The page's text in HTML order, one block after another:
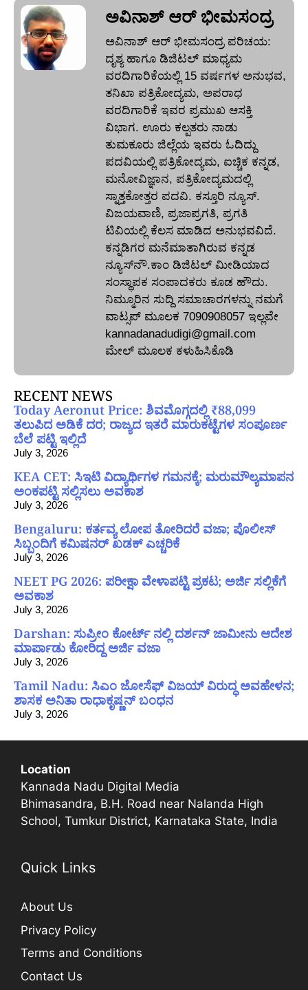
ಅವಿನಾಶ್‌ ಆರ್‌ ಭೀಮಸಂದ್ರ
ಅವಿನಾಶ್‌ ಆರ್‌ ಭೀಮಸಂದ್ರ ಪರಿಚಯ:
ದೃಶ್ಯ ಹಾಗೂ ಡಿಜಿಟಲ್ ಮಾಧ್ಯಮ
ವರದಿಗಾರಿಕೆಯಲ್ಲಿ 15 ವರ್ಷಗಳ ಅನುಭವ,
ತನಿಖಾ ಪತ್ರಿಕೋದ್ಯಮ, ಅಪರಾಧ
ವರದಿಗಾರಿಕೆ ಇವರ ಪ್ರಮುಖ ಆಸಕ್ತಿ
ವಿಭಾಗ. ಊರು ಕಲ್ಪತರು ನಾಡು
ತುಮಕೂರು ಜಿಲ್ಲೆಯ ಇವರು ಓದಿದ್ದು
ಪದವಿಯಲ್ಲಿ ಪತ್ರಿಕೋದ್ಯಮ, ಐಚ್ಚಿಕ ಕನ್ನಡ,
ಮನೋವಿಜ್ಞಾನ, ಪತ್ರಿಕೋದ್ಯಮದಲ್ಲಿ
ಸ್ನಾತ್ತಕೋತ್ತರ ಪದವಿ. ಕಸ್ತೂರಿ ನ್ಯೂಸ್‌.
ವಿಜಯವಾಣಿ, ಪ್ರಜಾಪ್ರಗತಿ, ಪ್ರಗತಿ
ಟಿವಿಯಲ್ಲಿ ಕೆಲಸ ಮಾಡಿದ ಅನುಭವವಿದೆ.
ಕನ್ನಡಿಗರ ಮನೆಮಾತಾಗಿರುವ ಕನ್ನಡ
ನ್ಯೂಸ್‌ನೌ.ಕಾಂ ಡಿಜಿಟಲ್‌ ಮೀಡಿಯಾದ
ಸಂಸ್ಥಾಪಕ ಸಂಪಾದಕರು ಕೂಡ ಹೌದು.
ನಿಮ್ಮೂರಿನ ಸುದ್ದಿ ಸಮಾಚಾರಗಳನ್ನು ನಮಗೆ
ವಾಟ್ಸಪ್‌ ಮೂಲಕ 7090908057 ಇಲ್ಲವೇ
kannadanadudigi@gmail.com
ಮೇಲ್‌ ಮೂಲಕ ಕಳುಹಿಸಿಕೊಡಿ
RECENT NEWS
Today Aeronut Price: ಶಿವಮೊಗ್ಗದಲ್ಲಿ ₹88,099
ತಲುಪಿದ ಅಡಿಕೆ ದರ; ರಾಜ್ಯದ ಇತರೆ ಮಾರುಕಟ್ಟೆಗಳ ಸಂಪೂರ್ಣ
ಬೆಲೆ ಪಟ್ಟಿ ಇಲ್ಲಿದೆ
July 3, 2026
KEA CET: ಸಿಇಟಿ ವಿದ್ಯಾರ್ಥಿಗಳ ಗಮನಕ್ಕೆ; ಮರುಮೌಲ್ಯಮಾಪನ
ಅಂಕಪಟ್ಟಿ ಸಲ್ಲಿಸಲು ಅವಕಾಶ
July 3, 2026
Bengaluru: ಕರ್ತವ್ಯ ಲೋಪ ತೋರಿದರೆ ವಜಾ; ಪೊಲೀಸ್
ಸಿಬ್ಬಂದಿಗೆ ಕಮಿಷನರ್ ಖಡಕ್ ಎಚ್ಚರಿಕೆ
July 3, 2026
NEET PG 2026: ಪರೀಕ್ಷಾ ವೇಳಾಪಟ್ಟಿ ಪ್ರಕಟ; ಅರ್ಜಿ ಸಲ್ಲಿಕೆಗೆ
ಅವಕಾಶ
July 3, 2026
Darshan: ಸುಪ್ರೀಂ ಕೋರ್ಟ್ ನಲ್ಲಿ ದರ್ಶನ್ ಜಾಮೀನು ಆದೇಶ
ಮಾರ್ಪಾಡು ಕೋರಿದ್ದ ಅರ್ಜಿ ವಜಾ
July 3, 2026
Tamil Nadu: ಸಿಎಂ ಜೋಸೆಫ್ ವಿಜಯ್ ವಿರುದ್ಧ ಅವಹೇಳನ;
ಶಾಸಕ ಅನಿತಾ ರಾಧಾಕೃಷ್ಣನ್ ಬಂಧನ
July 3, 2026
Location
Kannada Nadu Digital Media
Bhimasandra, B.H. Road near Nalanda High
School, Tumkur District, Karnataka State, India
Quick Links
About Us
Privacy Policy
Terms and Conditions
Contact Us